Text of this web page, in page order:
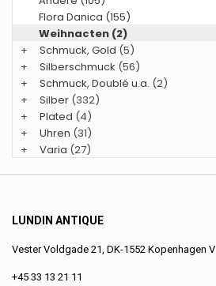
Flora Danica (155)
Weihnacten (2)
+
Schmuck, Gold (5)
+
Silberschmuck (56)
+
Schmuck, Doublé u.a. (2)
+
Silber (332)
+
Plated (4)
+
Uhren (31)
+
Varia (27)
LUNDIN ANTIQUE
Vester Voldgade 21, DK-1552 Kopenhagen V
+45 33 13 21 11